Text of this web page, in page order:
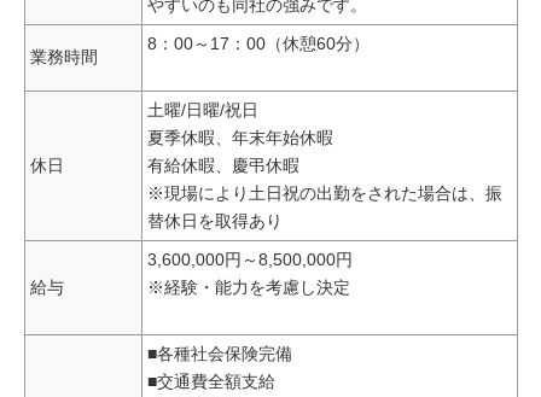
やすいのも同社の強みです。
業務時間
8：00～17：00（休憩60分）
休日
土曜/日曜/祝日
夏季休暇、年末年始休暇
有給休暇、慶弔休暇
※現場により土日祝の出勤をされた場合は、振
替休日を取得あり
給与
3,600,000円～8,500,000円
※経験・能力を考慮し決定
■各種社会保険完備
■交通費全額支給